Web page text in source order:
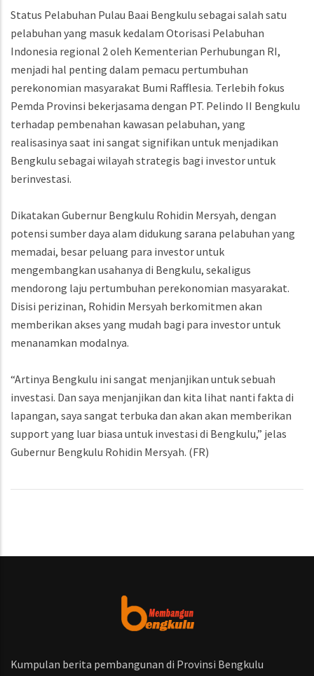
Status Pelabuhan Pulau Baai Bengkulu sebagai salah satu
pelabuhan yang masuk kedalam Otorisasi Pelabuhan
Indonesia regional 2 oleh Kementerian Perhubungan RI,
menjadi hal penting dalam pemacu pertumbuhan
perekonomian masyarakat Bumi Rafflesia. Terlebih fokus
Pemda Provinsi bekerjasama dengan PT. Pelindo II Bengkulu
terhadap pembenahan kawasan pelabuhan, yang
realisasinya saat ini sangat signifikan untuk menjadikan
Bengkulu sebagai wilayah strategis bagi investor untuk
berinvestasi.
Dikatakan Gubernur Bengkulu Rohidin Mersyah, dengan
potensi sumber daya alam didukung sarana pelabuhan yang
memadai, besar peluang para investor untuk
mengembangkan usahanya di Bengkulu, sekaligus
mendorong laju pertumbuhan perekonomian masyarakat.
Disisi perizinan, Rohidin Mersyah berkomitmen akan
memberikan akses yang mudah bagi para investor untuk
menanamkan modalnya.
“Artinya Bengkulu ini sangat menjanjikan untuk sebuah
investasi. Dan saya menjanjikan dan kita lihat nanti fakta di
lapangan, saya sangat terbuka dan akan akan memberikan
support yang luar biasa untuk investasi di Bengkulu,” jelas
Gubernur Bengkulu Rohidin Mersyah. (FR)
Kumpulan berita pembangunan di Provinsi Bengkulu